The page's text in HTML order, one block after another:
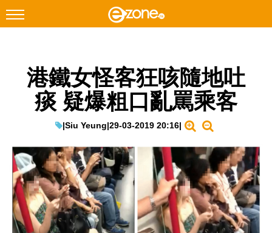
Facebook Instagram
科技焦點
遊戲動漫
教學評測
EduTech
IT Times
港鐵女怪客狂咳隨地吐
痰 疑爆粗口亂罵乘客
|Siu Yeung|29-03-2019 20:16|